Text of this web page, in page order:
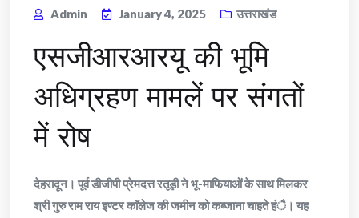
Admin January 4, 2025 उत्तराखंड
एसजीआरआरयू की भूमि
अधिग्रहण मामलें पर संगतों
में रोष
देहरादून। पूर्व डीजीपी प्रेमदत्त रतूड़ी ने भू-माफियाओं के साथ मिलकर
श्री गुरु राम राय इण्टर काॅलेज की जमीन को कब्जाना चाहते हंै। यह